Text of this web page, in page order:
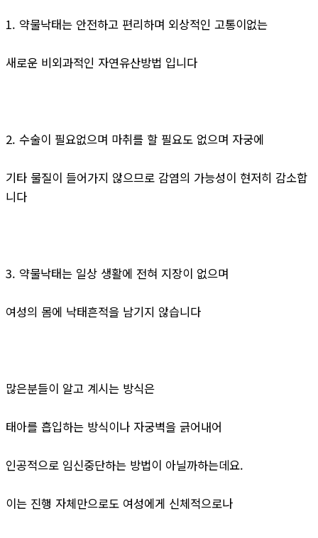
1. 약물낙태는 안전하고 편리하며 외상적인 고통이없는
새로운 비외과적인 자연유산방법 입니다
2. 수술이 필요없으며 마취를 할 필요도 없으며 자궁에
기타 물질이 들어가지 않으므로 감염의 가능성이 현저히 감소합
니다
3. 약물낙태는 일상 생활에 전혀 지장이 없으며
여성의 몸에 낙태흔적을 남기지 않습니다
많은분들이 알고 계시는 방식은
태아를 흡입하는 방식이나 자궁벽을 긁어내어
인공적으로 임신중단하는 방법이 아닐까하는데요.
이는 진행 자체만으로도 여성에게 신체적으로나